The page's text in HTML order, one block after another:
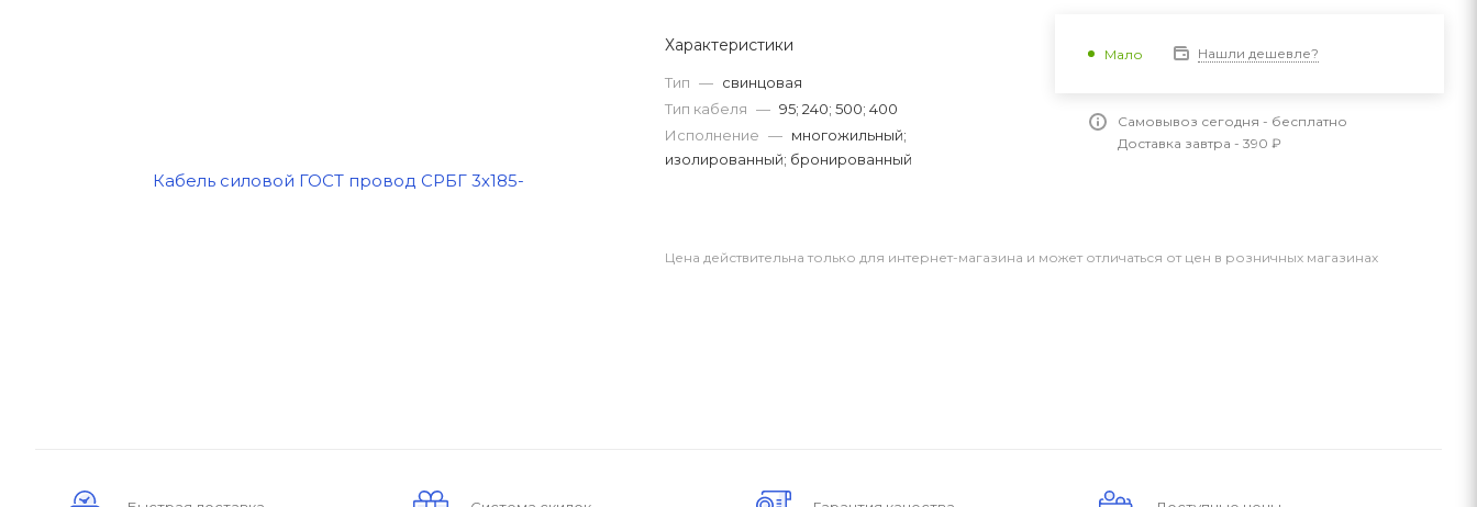
Характеристики
Тип — свинцовая
Тип кабеля — 95; 240; 500; 400
Исполнение — многожильный;
изолированный; бронированный
Мало Нашли дешевле?
Самовывоз сегодня - бесплатно
Доставка завтра - 390 ₽
Цена действительна только для интернет-магазина и может отличаться от цен в розничных магазинах